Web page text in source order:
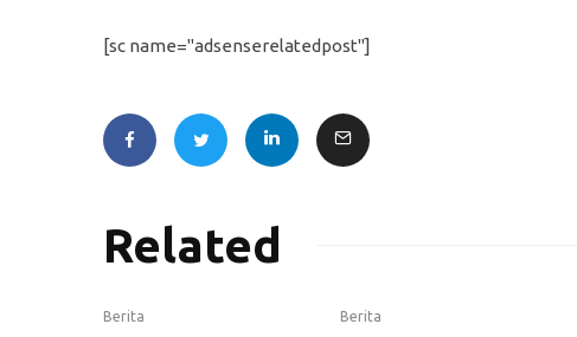
[sc name="adsenserelatedpost"]
Related
Berita Berita